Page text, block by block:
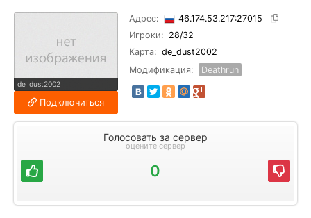
de_dust2002
Подключиться
Адрес:
46.174.53.217:27015
Игроки: 28/32
Карта: de_dust2002
Модификация:
Deathrun
Голосовать за сервер
оцените сервер
0